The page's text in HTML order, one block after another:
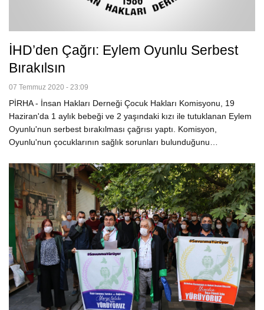
İHD’den Çağrı: Eylem Oyunlu Serbest
Bırakılsın
07 Temmuz 2020 - 23:09
PİRHA - İnsan Hakları Derneği Çocuk Hakları Komisyonu, 19
Haziran'da 1 aylık bebeği ve 2 yaşındaki kızı ile tutuklanan Eylem
Oyunlu'nun serbest bırakılması çağrısı yaptı. Komisyon,
Oyunlu'nun çocuklarının sağlık sorunları bulunduğunu…